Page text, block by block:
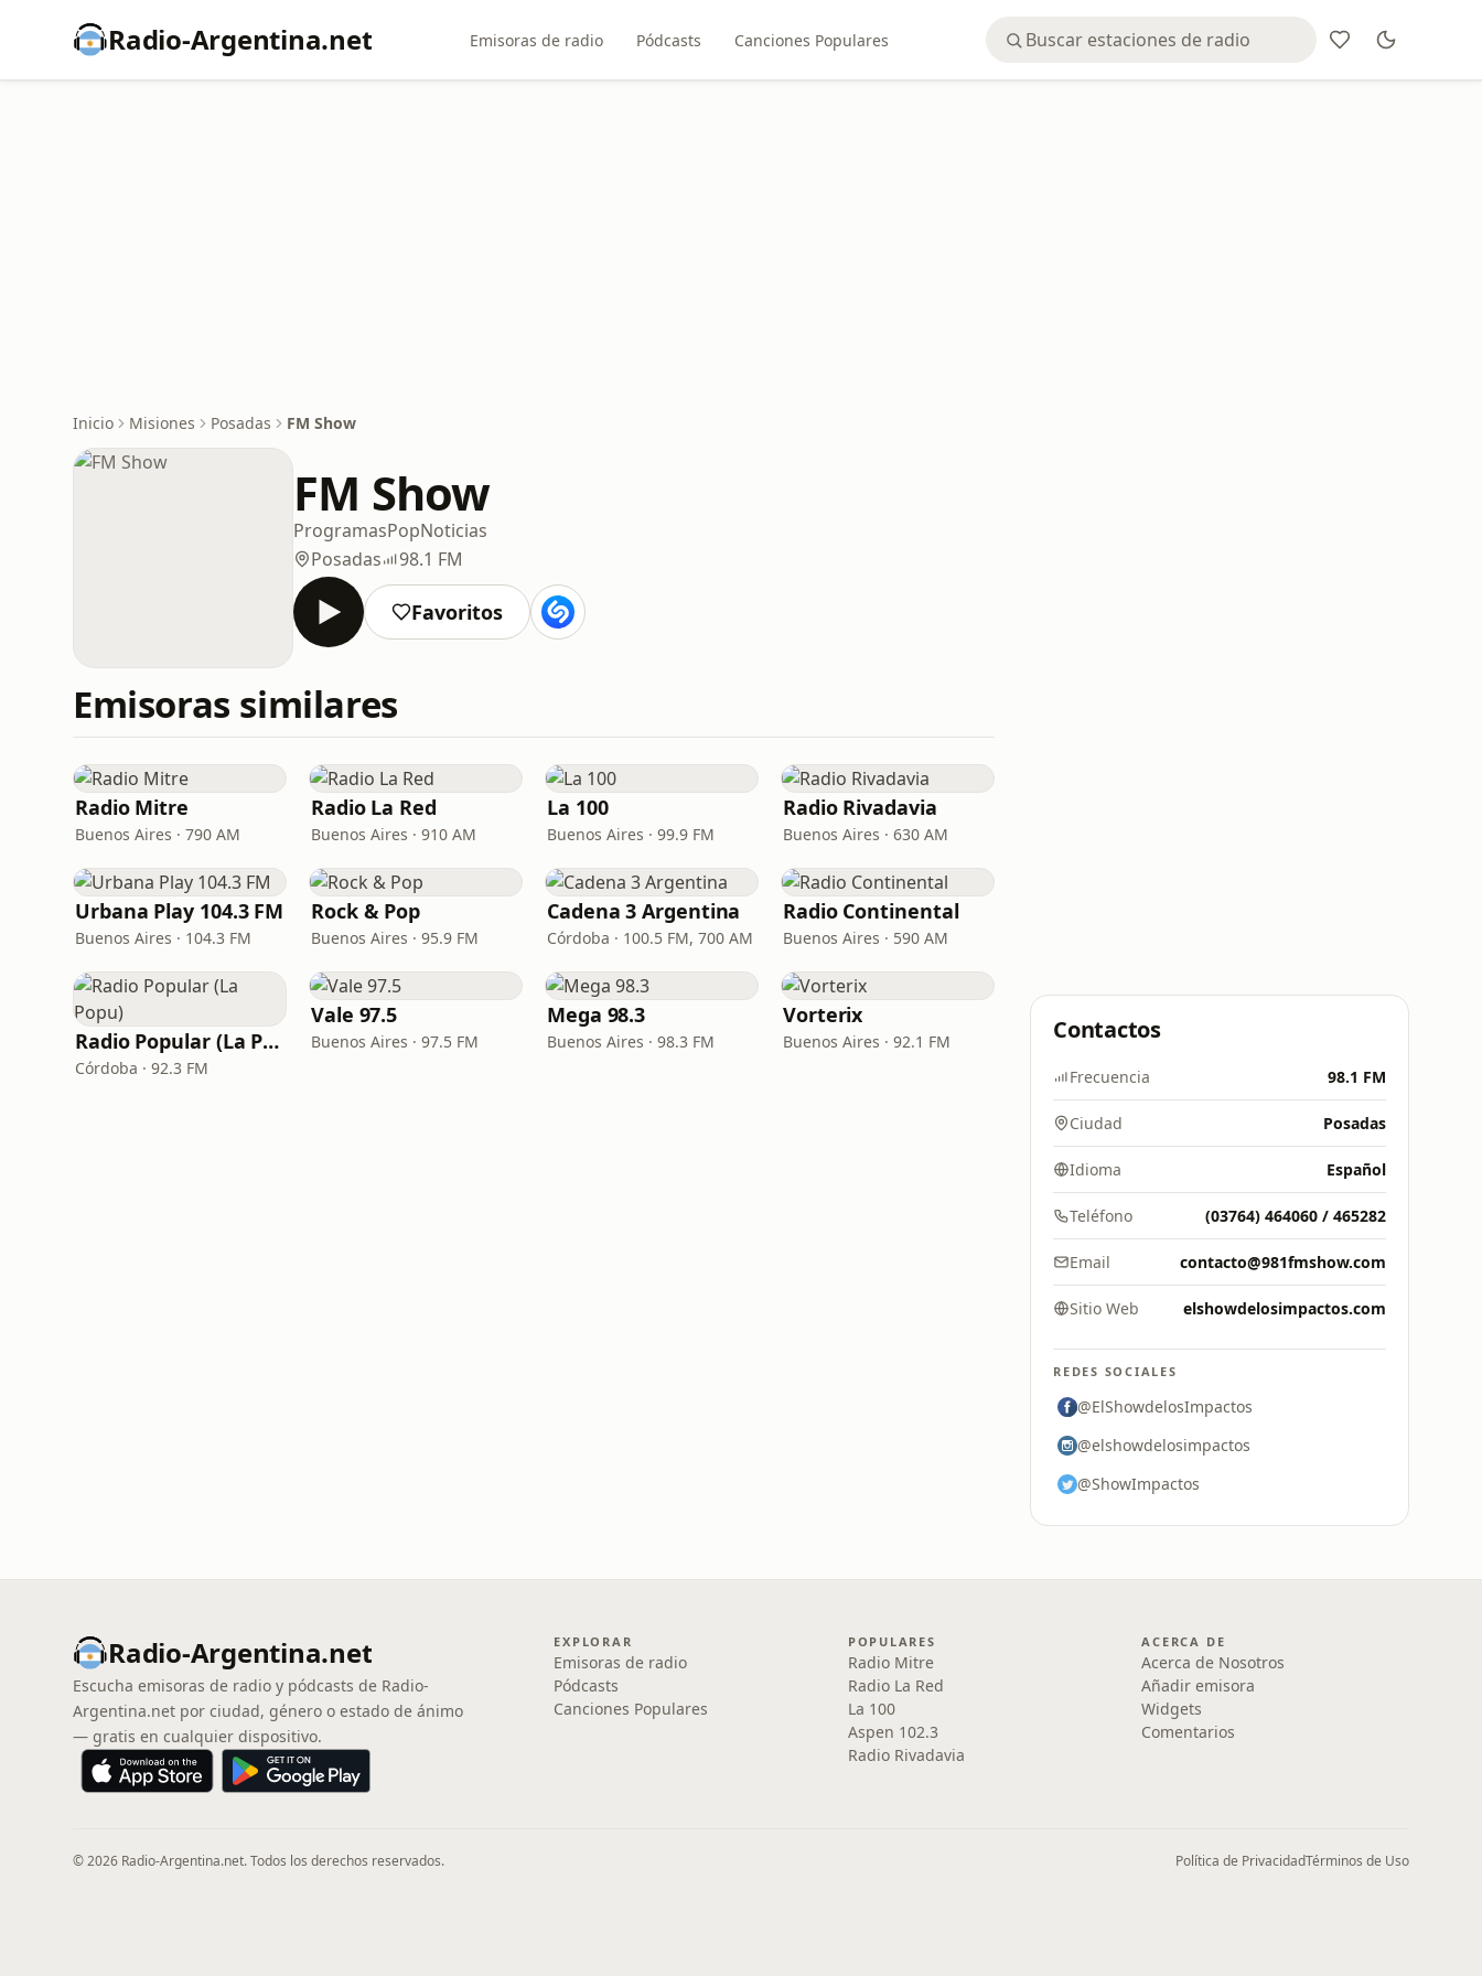
Radio-Argentina.net Emisoras de radio Pódcasts Canciones Populares
Inicio Misiones Posadas FM Show
FM Show
ProgramasPopNoticias
Posadas
98.1 FM
Favoritos
Emisoras similares
Radio Mitre
Buenos Aires · 790 AM
Radio La Red
Buenos Aires · 910 AM
La 100
Buenos Aires · 99.9 FM
Radio Rivadavia
Buenos Aires · 630 AM
Urbana Play 104.3 FM
Buenos Aires · 104.3 FM
Rock & Pop
Buenos Aires · 95.9 FM
Cadena 3 Argentina
Córdoba · 100.5 FM, 700 AM
Radio Continental
Buenos Aires · 590 AM
Radio Popular (La Popu)
Córdoba · 92.3 FM
Vale 97.5
Buenos Aires · 97.5 FM
Mega 98.3
Buenos Aires · 98.3 FM
Vorterix
Buenos Aires · 92.1 FM Contactos
Frecuencia 98.1 FM
Ciudad Posadas
Idioma Español
Teléfono (03764) 464060 / 465282
Email contacto@981fmshow.com
Sitio Web elshowdelosimpactos.com
REDES SOCIALES
@ElShowdelosImpactos
@elshowdelosimpactos
@ShowImpactos
Radio-Argentina.net
Escucha emisoras de radio y pódcasts de Radio-
Argentina.net por ciudad, género o estado de ánimo
— gratis en cualquier dispositivo.
EXPLORAR
Emisoras de radio
Pódcasts
Canciones Populares
POPULARES
Radio Mitre
Radio La Red
La 100
Aspen 102.3
Radio Rivadavia
ACERCA DE
Acerca de Nosotros
Añadir emisora
Widgets
Comentarios
© 2026 Radio-Argentina.net. Todos los derechos reservados. Política de PrivacidadTérminos de Uso